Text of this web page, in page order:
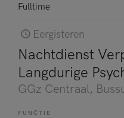
Fulltime
Eergisteren
Nachtdienst
Langdurige
GGz Centraal,
FUNCTIE